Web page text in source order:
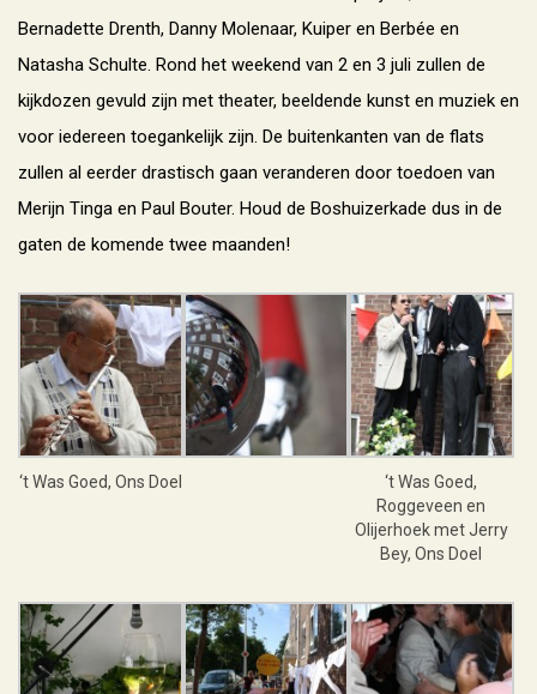
Bernadette Drenth, Danny Molenaar, Kuiper en Berbée en
Natasha Schulte. Rond het weekend van 2 en 3 juli zullen de
kijkdozen gevuld zijn met theater, beeldende kunst en muziek en
voor iedereen toegankelijk zijn. De buitenkanten van de flats
zullen al eerder drastisch gaan veranderen door toedoen van
Merijn Tinga en Paul Bouter. Houd de Boshuizerkade dus in de
gaten de komende twee maanden!
‘t Was Goed, Ons Doel
‘t Was Goed,
Roggeveen en
Olijerhoek met Jerry
Bey, Ons Doel